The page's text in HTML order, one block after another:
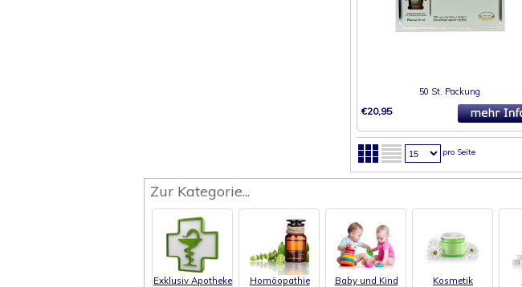
50 St. Packung
€20,95
pro Seite
Zur Kategorie...
Exklusiv Apotheke Homöopathie Baby und Kind Kosmetik